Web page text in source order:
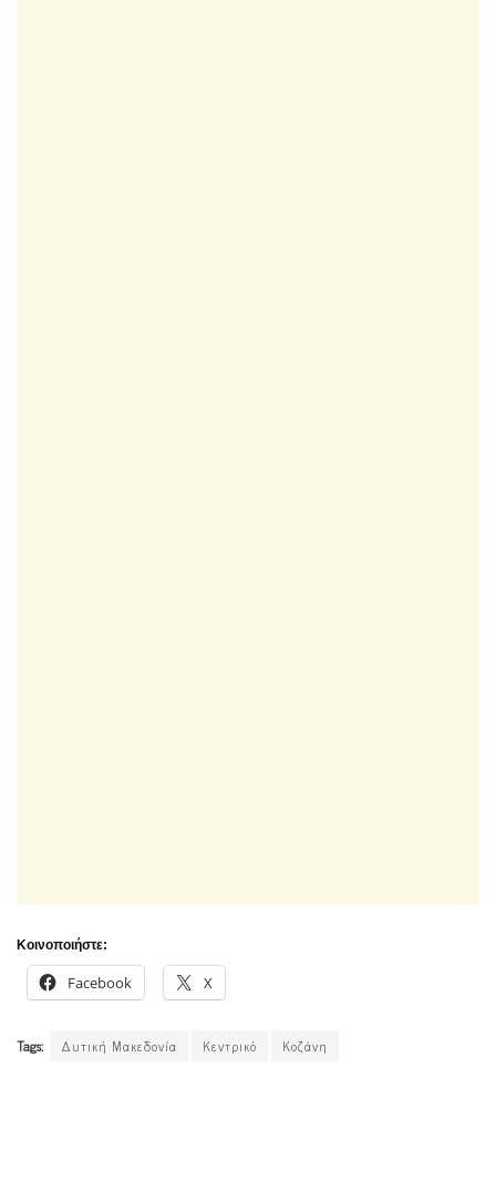
Κοινοποιήστε:
Facebook X
Tags: Δυτική Μακεδονία Κεντρικό Κοζάνη